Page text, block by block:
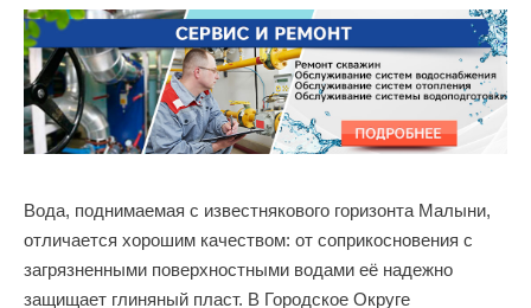
Вода, поднимаемая с известнякового горизонта Малыни,
отличается хорошим качеством: от соприкосновения с
загрязненными поверхностными водами её надежно
защищает глиняный пласт. В Городское Округе